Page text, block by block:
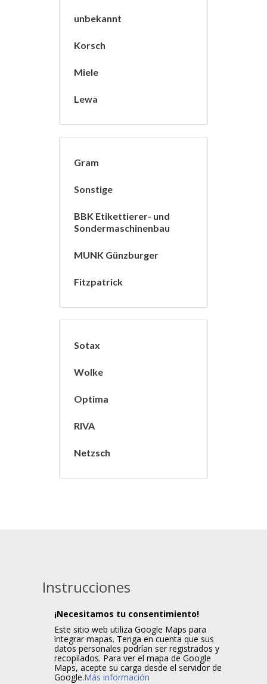
unbekannt
Korsch
Miele
Lewa
Gram
Sonstige
BBK Etikettierer- und
Sondermaschinenbau
MUNK Günzburger
Fitzpatrick
Sotax
Wolke
Optima
RIVA
Netzsch
Instrucciones
¡Necesitamos tu consentimiento!
Este sitio web utiliza Google Maps para
integrar mapas. Tenga en cuenta que sus
datos personales podrían ser registrados y
recopilados. Para ver el mapa de Google
Maps, acepte su carga desde el servidor de
Google.Más información